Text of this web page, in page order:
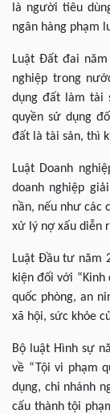
là người tiêu
ngân hàng phạm
Luật Đất đai
nghiệp trong
dụng đất làm tài
quyền sử dụng
đất là tài sản, thì
Luật Doanh
doanh nghiệp
nần, nếu như các
xử lý nợ xấu diễn
Luật Đầu tư năm
kiện đối với “Kinh
quốc phòng, an
xã hội, sức khỏe
Bộ luật Hình sự
về “Tội vi phạm
dụng, chi nhánh
cấu thành tội